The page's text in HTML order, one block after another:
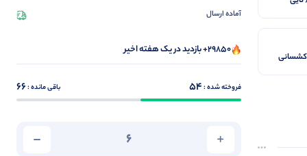
دورسینه۷۶ کشسانی
آماده ارسال
29850+ بازدید در یک هفته اخیر
فروخته شده :54 باقی مانده :66